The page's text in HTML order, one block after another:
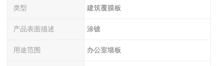
类型 建筑覆膜板
产品表面描述 涂镀
用途范围 办公室墙板